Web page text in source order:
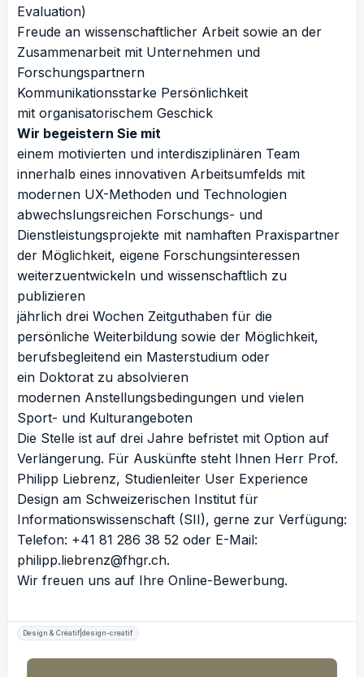
Evaluation)
Freude an wissenschaftlicher Arbeit sowie an der
Zusammenarbeit mit Unternehmen und
Forschungspartnern
Kommunikationsstarke Persönlichkeit
mit organisatorischem Geschick
Wir begeistern Sie mit
einem motivierten und interdisziplinären Team
innerhalb eines innovativen Arbeitsumfelds mit
modernen UX-Methoden und Technologien
abwechslungsreichen Forschungs- und
Dienstleistungsprojekte mit namhaften Praxispartner
der Möglichkeit, eigene Forschungsinteressen
weiterzuentwickeln und wissenschaftlich zu
publizieren
jährlich drei Wochen Zeitguthaben für die
persönliche Weiterbildung sowie der Möglichkeit,
berufsbegleitend ein Masterstudium oder
ein Doktorat zu absolvieren
modernen Anstellungsbedingungen und vielen
Sport- und Kulturangeboten
Die Stelle ist auf drei Jahre befristet mit Option auf
Verlängerung. Für Auskünfte steht Ihnen Herr Prof.
Philipp Liebrenz, Studienleiter User Experience
Design am Schweizerischen Institut für
Informationswissenschaft (SII), gerne zur Verfügung:
Telefon: +41 81 286 38 52 oder E-Mail:
philipp.liebrenz@fhgr.ch.
Wir freuen uns auf Ihre Online-Bewerbung.
Design & Créatif|design-creatif